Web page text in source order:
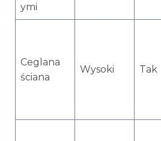
ymi
Ceglana
ściana
Wysoki Tak